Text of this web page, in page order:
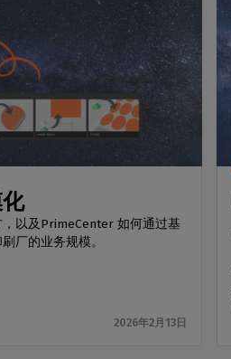
以及PrimeCenter 如何通过基
厂的业务规模。
2026年2月13日